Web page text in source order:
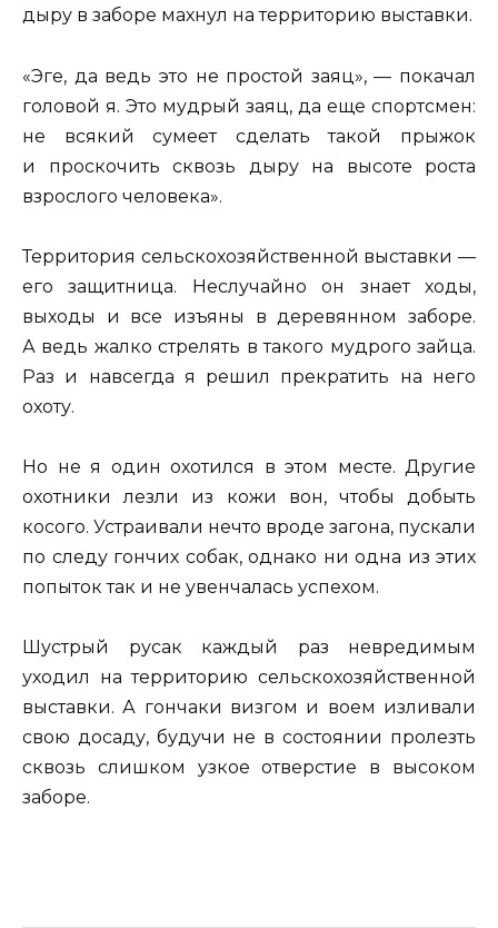
дыру в заборе махнул на территорию выставки.
«Эге, да ведь это не простой заяц», — покачал
головой я. Это мудрый заяц, да еще спортсмен:
не всякий сумеет сделать такой прыжок
и проскочить сквозь дыру на высоте роста
взрослого человека».
Территория сельскохозяйственной выставки —
его защитница. Неслучайно он знает ходы,
выходы и все изъяны в деревянном заборе.
А ведь жалко стрелять в такого мудрого зайца.
Раз и навсегда я решил прекратить на него
охоту.
Но не я один охотился в этом месте. Другие
охотники лезли из кожи вон, чтобы добыть
косого. Устраивали нечто вроде загона, пускали
по следу гончих собак, однако ни одна из этих
попыток так и не увенчалась успехом.
Шустрый русак каждый раз невредимым
уходил на территорию сельскохозяйственной
выставки. А гончаки визгом и воем изливали
свою досаду, будучи не в состоянии пролезть
сквозь слишком узкое отверстие в высоком
заборе.